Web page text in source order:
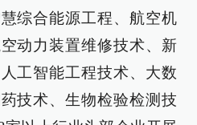
综合能源工程、航空机
动力装置维修技术、新
工智能工程技术、大数
技术、生物检验检测技